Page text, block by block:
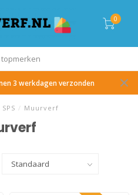
0
topmerken
3 werkdagen verzonden
SPS / Muurverf